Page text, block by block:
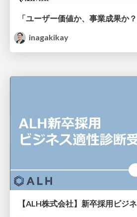
inagakikay